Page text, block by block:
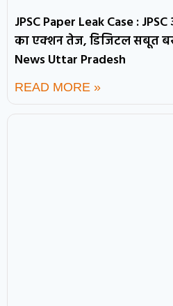
JPSC Paper Leak Case :
का एक्शन तेज, डिजिटल सबूत
News Uttar Pradesh
READ MORE »